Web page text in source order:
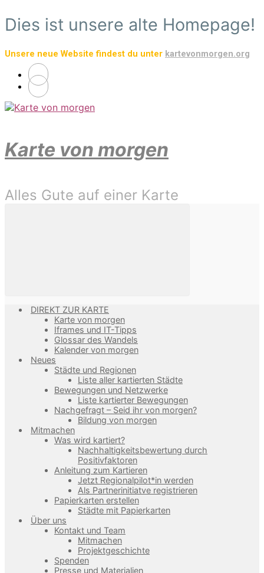
Zum
Hauptinhalt
Dies ist unsere alte Homepage!
Unsere neue Website findest du unter kartevonmorgen.org
Karte von morgen
Alles Gute auf einer Karte
DIREKT ZUR KARTE
Karte von morgen
Iframes und IT-Tipps
Glossar des Wandels
Kalender von morgen
Neues
Städte und Regionen
Liste aller kartierten Städte
Bewegungen und Netzwerke
Liste kartierter Bewegungen
Nachgefragt – Seid ihr von morgen?
Bildung von morgen
Mitmachen
Was wird kartiert?
Nachhaltigkeitsbewertung durch
Positivfaktoren
Anleitung zum Kartieren
Jetzt Regionalpilot*in werden
Als Partnerinitiatve registrieren
Papierkarten erstellen
Städte mit Papierkarten
Über uns
Kontakt und Team
Mitmachen
Projektgeschichte
Spenden
Presse und Materialien